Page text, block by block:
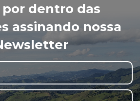
por dentro das
assinando nossa